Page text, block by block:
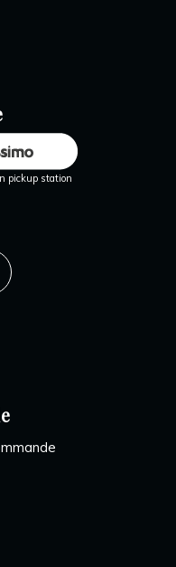
pickup station